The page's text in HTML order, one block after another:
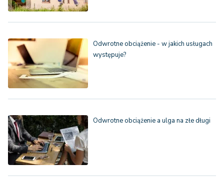
Odwrotne obciążenie - w jakich usługach
występuje?
Odwrotne obciążenie a ulga na złe długi